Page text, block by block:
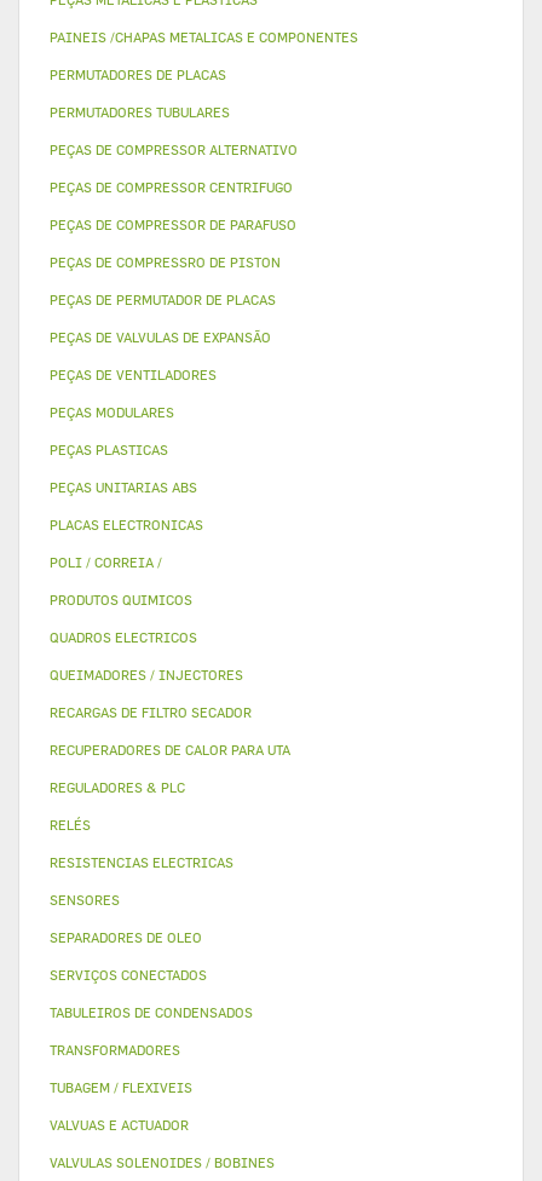
PAINEIS /CHAPAS METALICAS E COMPONENTES
PERMUTADORES DE PLACAS
PERMUTADORES TUBULARES
PEÇAS DE COMPRESSOR ALTERNATIVO
PEÇAS DE COMPRESSOR CENTRIFUGO
PEÇAS DE COMPRESSOR DE PARAFUSO
PEÇAS DE COMPRESSRO DE PISTON
PEÇAS DE PERMUTADOR DE PLACAS
PEÇAS DE VALVULAS DE EXPANSÃO
PEÇAS DE VENTILADORES
PEÇAS MODULARES
PEÇAS PLASTICAS
PEÇAS UNITARIAS ABS
PLACAS ELECTRONICAS
POLI / CORREIA /
PRODUTOS QUIMICOS
QUADROS ELECTRICOS
QUEIMADORES / INJECTORES
RECARGAS DE FILTRO SECADOR
RECUPERADORES DE CALOR PARA UTA
REGULADORES & PLC
RELÉS
RESISTENCIAS ELECTRICAS
SENSORES
SEPARADORES DE OLEO
SERVIÇOS CONECTADOS
TABULEIROS DE CONDENSADOS
TRANSFORMADORES
TUBAGEM / FLEXIVEIS
VALVUAS E ACTUADOR
VALVULAS SOLENOIDES / BOBINES